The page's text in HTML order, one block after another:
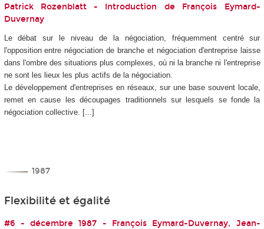
Patrick Rozenblatt - Introduction de François Eymard-
Duvernay
Le débat sur le niveau de la négociation, fréquemment centré sur
l'opposition entre négociation de branche et négociation d'entreprise laisse
dans l'ombre des situations plus complexes, où ni la branche ni l'entreprise
ne sont les lieux les plus actifs de la négociation.
Le développement d'entreprises en réseaux, sur une base souvent locale,
remet en cause les découpages traditionnels sur lesquels se fonde la
négociation collective. [...]
1987
Flexibilité et égalité
#6 - décembre 1987 - François Eymard-Duvernay, Jean-